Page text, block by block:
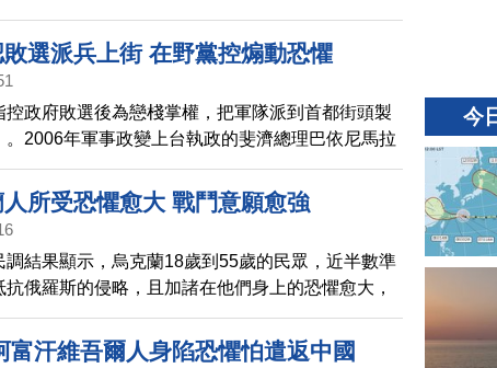
至動物醫院，查出原因。
選派兵上街 在野黨控煽動恐懼
控政府敗選後為戀棧掌權，把軍隊派到首都街頭製
。2006年軍事政變上台執政的斐濟總理巴依尼馬拉
拒絕認輸。
人所受恐懼愈大 戰鬥意願愈強
調結果顯示，烏克蘭18歲到55歲的民眾，近半數準
俄羅斯的侵略，且加諸在他們身上的恐懼愈大，
富汗維吾爾人身陷恐懼怕遣返中國
今